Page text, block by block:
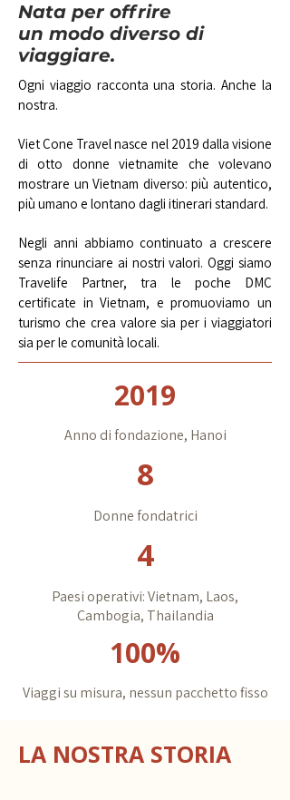
Nata per offrire
un modo diverso di
viaggiare.
Ogni viaggio racconta una storia. Anche la
nostra.
Viet Cone Travel nasce nel 2019 dalla visione
di otto donne vietnamite che volevano
mostrare un Vietnam diverso: più autentico,
più umano e lontano dagli itinerari standard.
Negli anni abbiamo continuato a crescere
senza rinunciare ai nostri valori. Oggi siamo
Travelife Partner, tra le poche DMC
certificate in Vietnam, e promuoviamo un
turismo che crea valore sia per i viaggiatori
sia per le comunità locali.
2019
Anno di fondazione, Hanoi
8
Donne fondatrici
4
Paesi operativi: Vietnam, Laos,
Cambogia, Thailandia
100%
Viaggi su misura, nessun pacchetto fisso
LA NOSTRA STORIA